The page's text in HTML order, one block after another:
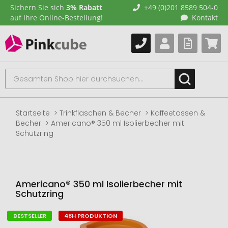
Sichern Sie sich 3% Rabatt
auf Ihre Online-Bestellung!
+49 (0)201 8589 504-0
Kontakt
Startseite Trinkflaschen & Becher
Kaffeetassen &
Becher
Americano® 350 ml Isolierbecher mit
Schutzring
Americano® 350 ml Isolierbecher mit
Schutzring
Zum
BESTSELLER 48H PRODUKTION